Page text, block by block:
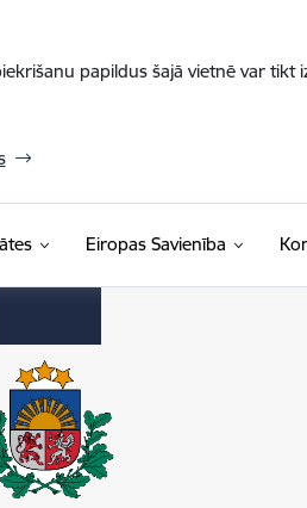
papildus šajā vietnē var
Eiropas Savienība